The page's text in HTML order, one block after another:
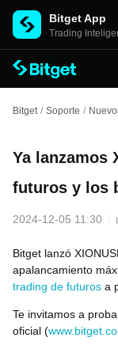
Bitget App
Trading
Bitget / Soporte /
Ya lanzamos
futuros y los
2024-12-05 11:30
Bitget lanzó
apalancamiento
trading de futuros a
Te invitamos a
oficial (